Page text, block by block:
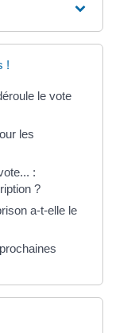
!
le vote
les
:
?
a-t-elle le